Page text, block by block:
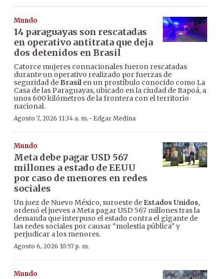
Mundo
14 paraguayas son rescatadas
en operativo antitrata que deja
dos detenidos en Brasil
Catorce mujeres connacionales fueron rescatadas
durante un operativo realizado por fuerzas de
seguridad de Brasilen un prostíbulo conocido como La
Casa de las Paraguayas, ubicado en la ciudad de Itapoá, a
unos 600 kilómetros de la frontera con el territorio
nacional.
Agosto 7, 2026 11:34 a. m. · Edgar Medina
Mundo
Meta debe pagar USD 567
millones a estado de EEUU
por caso de menores en redes
sociales
Un juez de Nuevo México, suroeste de Estados Unidos,
ordenó el jueves a Meta pagar USD 567 millones tras la
demanda que interpuso el estado contra el gigante de
las redes sociales por causar “molestia pública” y
perjudicar a los menores.
Agosto 6, 2026 10:57 p. m.
Mundo